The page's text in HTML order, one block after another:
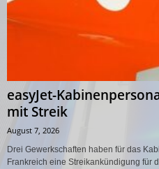
easyJet-
mit Streik
August 7, 2026
Drei Gewerkschaften haben für das
Frankreich eine Streikankündigung für